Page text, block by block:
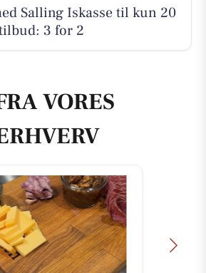
Salling Iskasse til kun 20
3 for 2
VORES